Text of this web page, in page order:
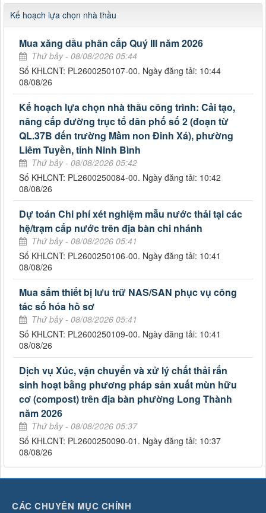
Kế hoạch lựa chọn nhà thầu
Mua xăng dầu phân cấp Quý III năm 2026
Thứ bảy - 08/08/2026 05:44
Số KHLCNT: PL2600250107-00. Ngày đăng tải: 10:44
08/08/26
Kế hoạch lựa chọn nhà thầu công trình: Cải tạo,
nâng cấp đường trục tổ dân phố số 2 (đoạn từ
QL.37B đến trường Mầm non Đinh Xá), phường
Liêm Tuyền, tỉnh Ninh Bình
Thứ bảy - 08/08/2026 05:42
Số KHLCNT: PL2600250084-00. Ngày đăng tải: 10:42
08/08/26
Dự toán Chi phí xét nghiệm mẫu nước thải tại các
hệ/trạm cấp nước trên địa bàn chi nhánh
Thứ bảy - 08/08/2026 05:41
Số KHLCNT: PL2600250106-00. Ngày đăng tải: 10:41
08/08/26
Mua sắm thiết bị lưu trữ NAS/SAN phục vụ công
tác số hóa hồ sơ
Thứ bảy - 08/08/2026 05:41
Số KHLCNT: PL2600250109-00. Ngày đăng tải: 10:41
08/08/26
Dịch vụ Xúc, vận chuyển và xử lý chất thải rắn
sinh hoạt bằng phương pháp sản xuất mùn hữu
cơ (compost) trên địa bàn phường Long Thành
năm 2026
Thứ bảy - 08/08/2026 05:37
Số KHLCNT: PL2600250090-01. Ngày đăng tải: 10:37
08/08/26
CÁC CHUYÊN MỤC CHÍNH